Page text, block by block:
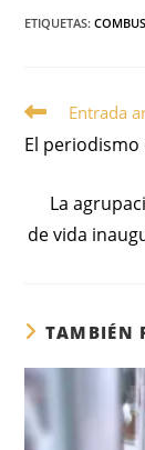
ETIQUETAS:
Entrada
El
La
de vida
TAMBIÉN